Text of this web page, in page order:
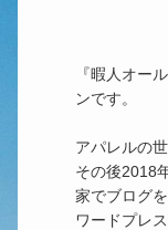
『暇人オー
ンです。
アパレルの
その後2018
家でブログ
ワードプレ